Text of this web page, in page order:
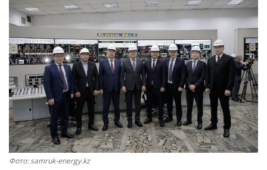
МИР
СПЕЦПРОЕКТЫ
СПОРТ
Чек-лист
РАЗВЛЕЧЕНИЯ
Фото: samruk-energy.kz